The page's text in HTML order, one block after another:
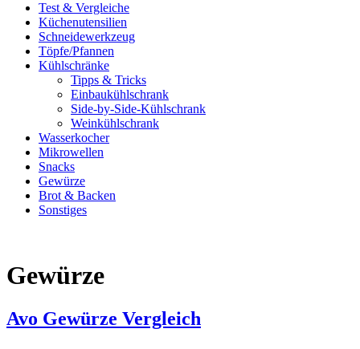
Test & Vergleiche
Küchenutensilien
Schneidewerkzeug
Töpfe/Pfannen
Kühlschränke
Tipps & Tricks
Einbaukühlschrank
Side-by-Side-Kühlschrank
Weinkühlschrank
Wasserkocher
Mikrowellen
Snacks
Gewürze
Brot & Backen
Sonstiges
Gewürze
Avo Gewürze Vergleich